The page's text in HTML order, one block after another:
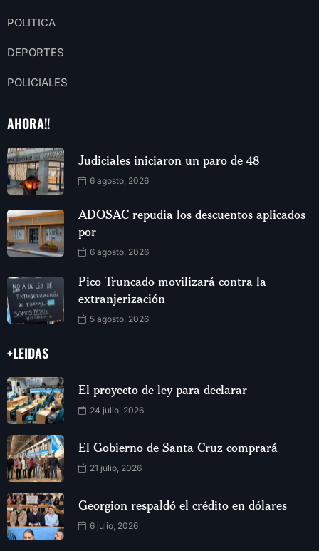
POLITICA
DEPORTES
POLICIALES
AHORA!!
Judiciales iniciaron un paro de 48
6 agosto, 2026
ADOSAC repudia los descuentos aplicados
por
6 agosto, 2026
Pico Truncado movilizará contra la
extranjerización
5 agosto, 2026
+LEIDAS
El proyecto de ley para declarar
24 julio, 2026
El Gobierno de Santa Cruz comprará
21 julio, 2026
Georgion respaldó el crédito en dólares
6 julio, 2026